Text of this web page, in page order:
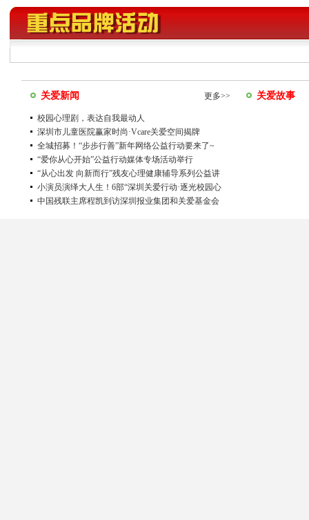
关爱新闻 更多>>
校园心理剧，表达自我最动人
深圳市儿童医院赢家时尚·Vcare关爱空间揭牌
全城招募！“步步行善”新年网络公益行动要来了~
“爱你从心开始”公益行动媒体专场活动举行
“从心出发 向新而行”残友心理健康辅导系列公益讲
座圆满结束
小演员演绎大人生！6部“深圳关爱行动·逐光校园心
理剧”佳作晋级
中国残联主席程凯到访深圳报业集团和关爱基金会
关爱故事